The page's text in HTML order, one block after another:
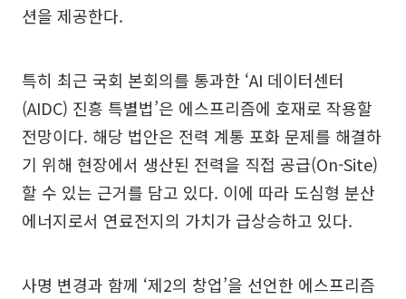
션을 제공한다.
특히 최근 국회 본회의를 통과한 ‘AI 데이터센터
(AIDC) 진흥 특별법’은 에스프리즘에 호재로 작용할
전망이다. 해당 법안은 전력 계통 포화 문제를 해결하
기 위해 현장에서 생산된 전력을 직접 공급(On-Site)
할 수 있는 근거를 담고 있다. 이에 따라 도심형 분산
에너지로서 연료전지의 가치가 급상승하고 있다.
사명 변경과 함께 ‘제2의 창업’을 선언한 에스프리즘